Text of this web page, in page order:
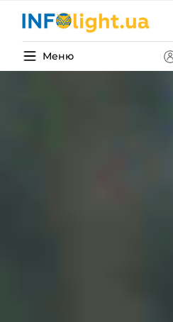
Меню